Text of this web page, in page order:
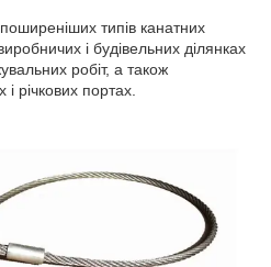
типів канатних
і будівельних ділянках
робіт, а також
річкових портах.